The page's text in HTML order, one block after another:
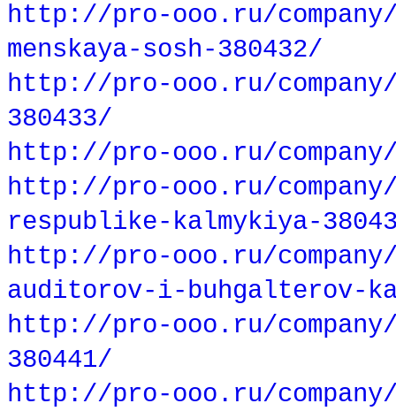
http://pro-ooo.ru/
menskaya-sosh-380432/
http://pro-ooo.ru/
380433/
http://pro-ooo.ru/company/
http://pro-ooo.ru/
respublike-kalmykiya-
http://pro-ooo.ru/
auditorov-i-buhgalterov-
http://pro-ooo.ru/
380441/
http://pro-ooo.ru/